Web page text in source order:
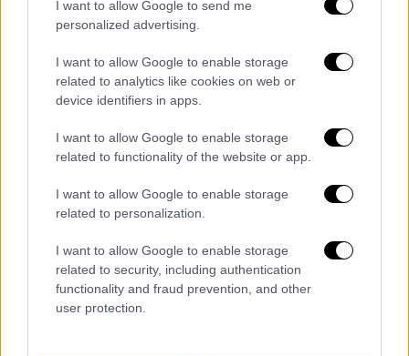
I want to allow Google to send me
personalized advertising.
I want to allow Google to enable storage
related to analytics like cookies on web or
device identifiers in apps.
I want to allow Google to enable storage
related to functionality of the website or app.
I want to allow Google to enable storage
related to personalization.
I want to allow Google to enable storage
related to security, including authentication
functionality and fraud prevention, and other
user protection.
Παιδεία|05.09.2025 05:30
Έναρξης σχολικής χρονιάς: Tι θα ισχύσει
για Νηπιαγωγεία και Δημοτικά από
Απουσίες, απαλλαγή από μαθήματα, κινητά